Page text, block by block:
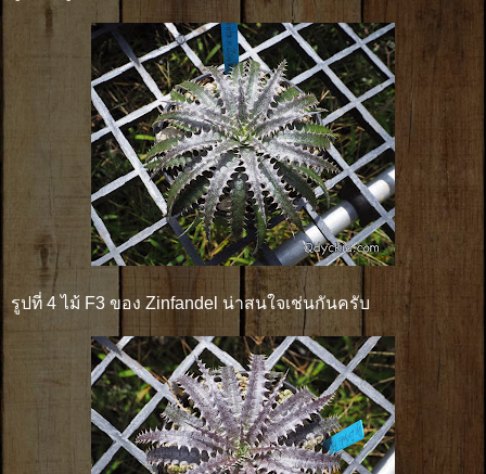
รูปที่ 4 ไม้ F3 ของ Zinfandel น่าสนใจเช่นกันครับ